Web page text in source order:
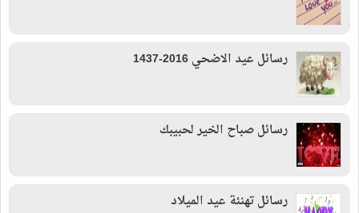
رسائل عيد الاضحي 2016-1437
رسائل صباح الخير لحبيبك
رسائل تهنئة عيد الميلاد